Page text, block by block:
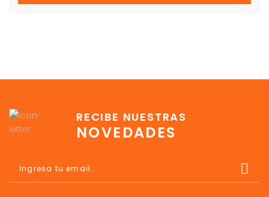
RECIBE NUESTRAS
NOVEDADES